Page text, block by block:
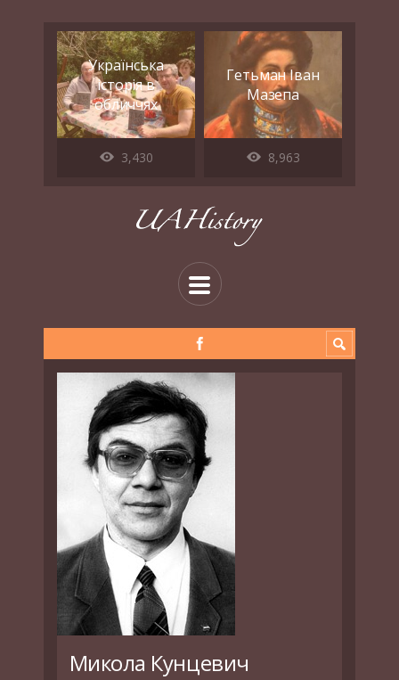
Українська
історія в
обличчях
3,430
Гетьман Іван
Мазепа
8,963
Микола Кунцевич